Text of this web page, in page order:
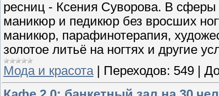
ресниц - Ксения Суворова. В
маникюр и педикюр без вросших
маникюр, парафинотерапия,
золотое литьё на ногтях и другие
Мода и красота| Переходов: 549